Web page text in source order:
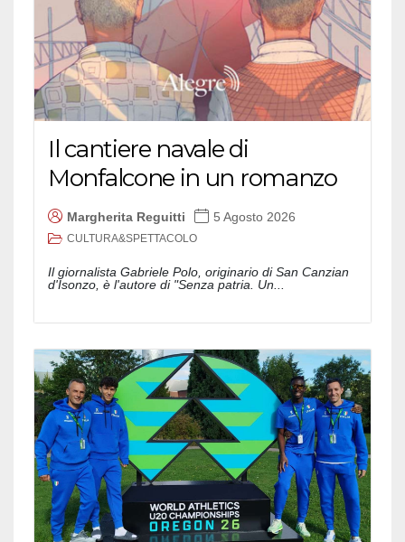
Il cantiere navale di
Monfalcone in un romanzo
Margherita Reguitti 5 Agosto 2026
CULTURA&SPETTACOLO
Il giornalista Gabriele Polo, originario di San Canzian
d'Isonzo, è l'autore di "Senza patria. Un...